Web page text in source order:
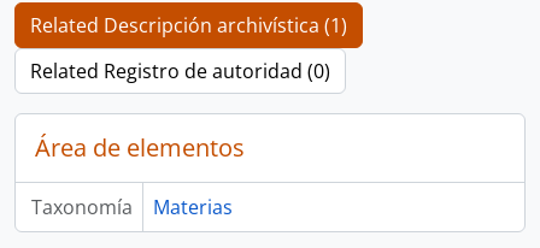
Related Descripción archivística (1)
Related Registro de autoridad (0)
Área de elementos
Taxonomía Materias